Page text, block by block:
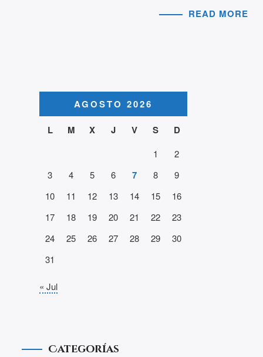
READ MORE
AGOSTO 2026
L
M X J V S D
1
2
3
4 5 6 7 8
9
10
11 12 13 14 15
16
17
18 19 20 21 22
23
24
25 26 27 28 29
30
31
« Jul
Categorías